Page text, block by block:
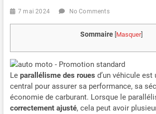
7 mai 2024 No Comments
Sommaire Masquer]
Le parallélisme des roues d’un véhicule est
central pour assurer sa performance, sa
économie de carburant. Lorsque le
correctement ajusté, cela peut avoir